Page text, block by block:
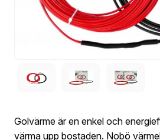
Golvärme är en enkel och
värma upp bostaden. Nobö